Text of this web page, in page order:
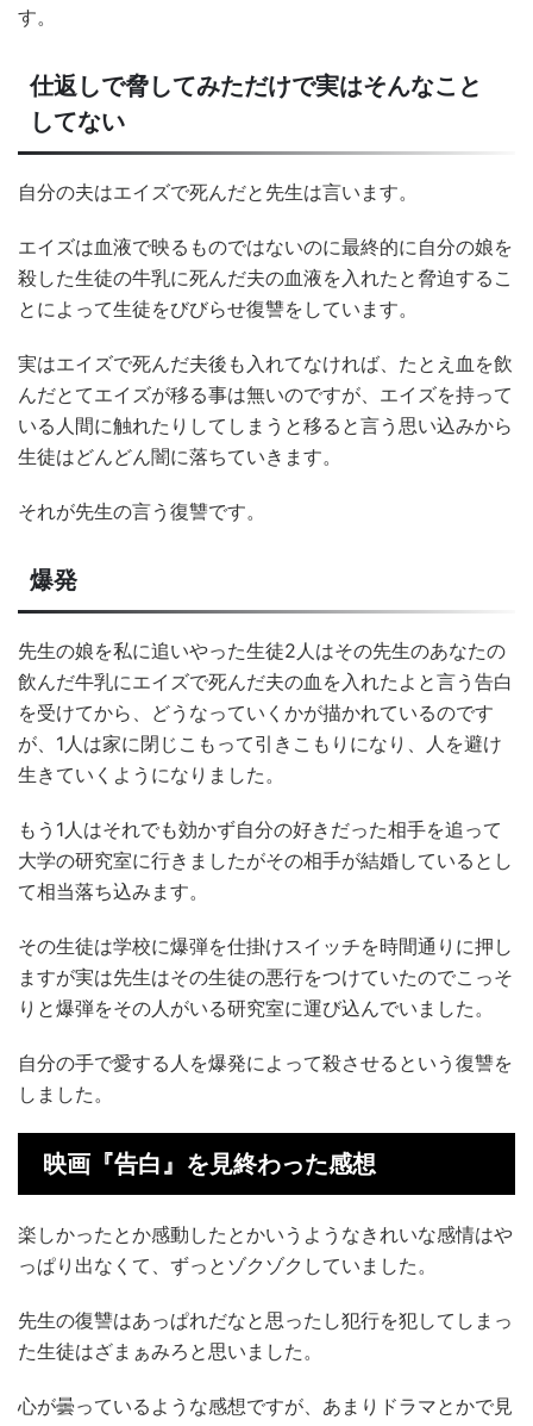
す。
仕返しで脅してみただけで実はそんなこと
してない
自分の夫はエイズで死んだと先生は言います。
エイズは血液で映るものではないのに最終的に自分の娘を
殺した生徒の牛乳に死んだ夫の血液を入れたと脅迫するこ
とによって生徒をびびらせ復讐をしています。
実はエイズで死んだ夫後も入れてなければ、たとえ血を飲
んだとてエイズが移る事は無いのですが、エイズを持って
いる人間に触れたりしてしまうと移ると言う思い込みから
生徒はどんどん闇に落ちていきます。
それが先生の言う復讐です。
爆発
先生の娘を私に追いやった生徒2人はその先生のあなたの
飲んだ牛乳にエイズで死んだ夫の血を入れたよと言う告白
を受けてから、どうなっていくかが描かれているのです
が、1人は家に閉じこもって引きこもりになり、人を避け
生きていくようになりました。
もう1人はそれでも効かず自分の好きだった相手を追って
大学の研究室に行きましたがその相手が結婚しているとし
て相当落ち込みます。
その生徒は学校に爆弾を仕掛けスイッチを時間通りに押し
ますが実は先生はその生徒の悪行をつけていたのでこっそ
りと爆弾をその人がいる研究室に運び込んでいました。
自分の手で愛する人を爆発によって殺させるという復讐を
しました。
映画『告白』を見終わった感想
楽しかったとか感動したとかいうようなきれいな感情はや
っぱり出なくて、ずっとゾクゾクしていました。
先生の復讐はあっぱれだなと思ったし犯行を犯してしまっ
た生徒はざまぁみろと思いました。
心が曇っているような感想ですが、あまりドラマとかで見